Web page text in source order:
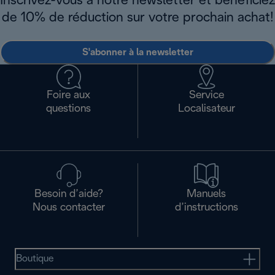
de 10% de réduction sur votre prochain achat!
S'abonner à la newsletter
Foire aux
questions
Service
Localisateur
Besoin d’aide?
Nous contacter
Manuels
d’instructions
Boutique